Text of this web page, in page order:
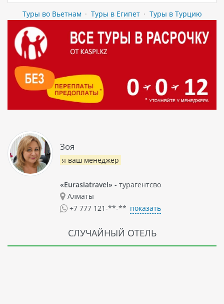
Туры во Вьетнам · Туры в Египет · Туры в Турцию
Зоя
я ваш менеджер
«Eurasiatravel» - турагентсво
Алматы
+7 777 121-**-** показать
СЛУЧАЙНЫЙ ОТЕЛЬ